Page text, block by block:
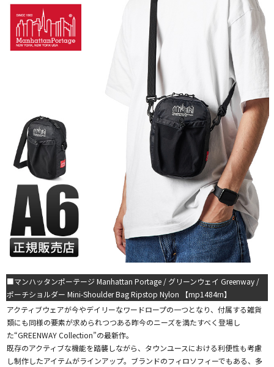
■マンハッタンポーテージ Manhattan Portage / グリーンウェイ Greenway /
ポーチショルダー Mini-Shoulder Bag Ripstop Nylon 【mp1484rn】
アクティブウェアが今やデイリーなワードロープの一つとなり、付属する雑貨
類にも同様の要素が求められつつある昨今のニーズを満たすべく登場し
た“GREENWAY Collection”の最新作。
既存のアクティブな機能を踏襲しながら、タウンユースにおける利便性も考慮
し制作したアイテムがラインアップ。ブランドのフィロソフィーでもある、多